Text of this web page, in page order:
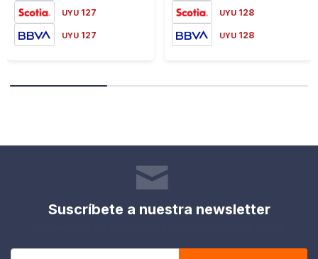
UYU 127
UYU 127
UYU 128
UYU 128
Suscríbete a nuestra newsletter